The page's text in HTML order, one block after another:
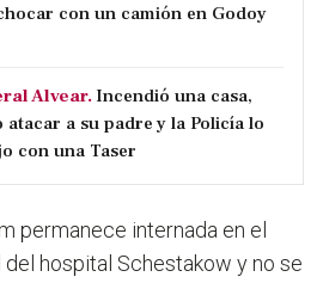
con un camión en Godoy
Alvear.Incendió una casa,
atacar a su padre y la Policía lo
con una Taser
permanece internada en el
hospital Schestakow y no se